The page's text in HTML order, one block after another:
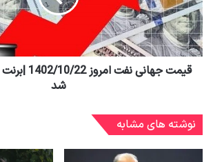
شد
نوشته های مشابه